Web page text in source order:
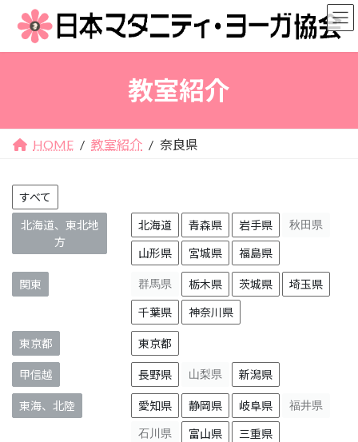
教室紹介
HOME 教室紹介 奈良県
すべて
北海道、東北地
方
北海道 青森県 岩手県 秋田県
山形県 宮城県 福島県
関東 群馬県 栃木県 茨城県 埼玉県
千葉県 神奈川県
東京都 東京都
甲信越 長野県 山梨県 新潟県
東海、北陸 愛知県 静岡県 岐阜県 福井県
石川県 富山県 三重県